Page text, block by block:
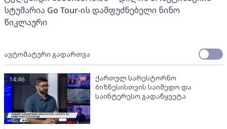
სტუმარია Go Tour-ის დამფუძნებელი ნინო
წიკლაური
ავტომატური გადართვა
ქართულ სარესტორნო
ბიზნესისთვის საიმედო და
საინტერესო გადაწყვეტა
14:46